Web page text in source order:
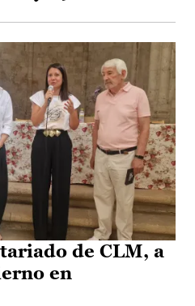
de CLM, a
en